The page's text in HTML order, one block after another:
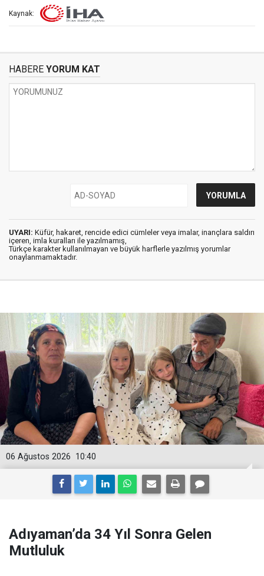
Kaynak:
HABERE YORUM KAT
UYARI: Küfür, hakaret, rencide edici cümleler veya imalar, inançlara saldırı
içeren, imla kuralları ile yazılmamış,
Türkçe karakter kullanılmayan ve büyük harflerle yazılmış yorumlar
onaylanmamaktadır.
10:40
06 Ağustos 2026
Adıyaman’da 34 Yıl Sonra Gelen
Mutluluk